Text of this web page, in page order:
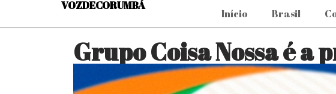
VOZDECORUMBÁ
Início Brasil
Grupo Coisa Nossa é